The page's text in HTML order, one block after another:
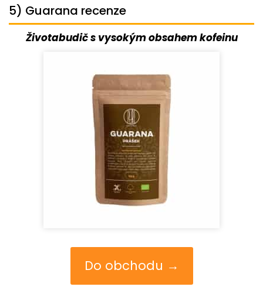
5) Guarana recenze
Životabudič s vysokým obsahem kofeinu
Do obchodu →